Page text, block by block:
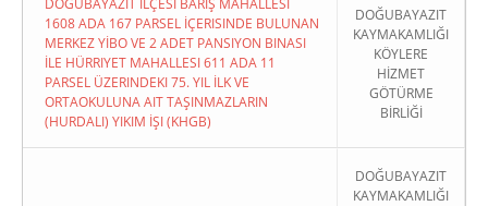
DOĞUBAYAZIT İLÇESI BARIŞ MAHALLESI
1608 ADA 167 PARSEL İÇERISINDE BULUNAN
MERKEZ YİBO VE 2 ADET PANSIYON BINASI
İLE HÜRRIYET MAHALLESI 611 ADA 11
PARSEL ÜZERINDEKI 75. YIL İLK VE
ORTAOKULUNA AIT TAŞINMAZLARIN
(HURDALI) YIKIM İŞI (KHGB)
DOĞUBAYAZIT
KAYMAKAMLIĞI
KÖYLERE
HİZMET
GÖTÜRME
BİRLİĞİ
DOĞUBAYAZIT
KAYMAKAMLIĞI